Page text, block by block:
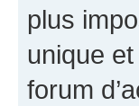
plus
unique
forum